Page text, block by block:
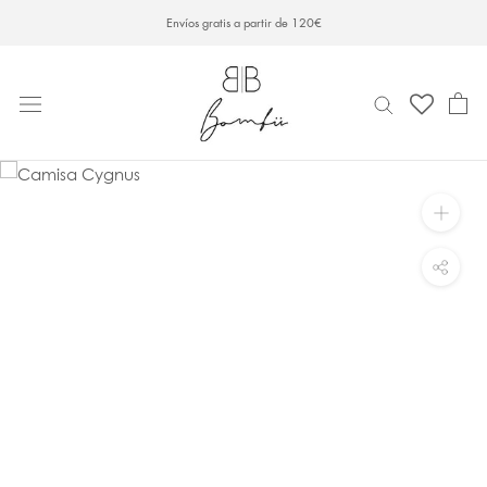
Envíos gratis a partir de 120€